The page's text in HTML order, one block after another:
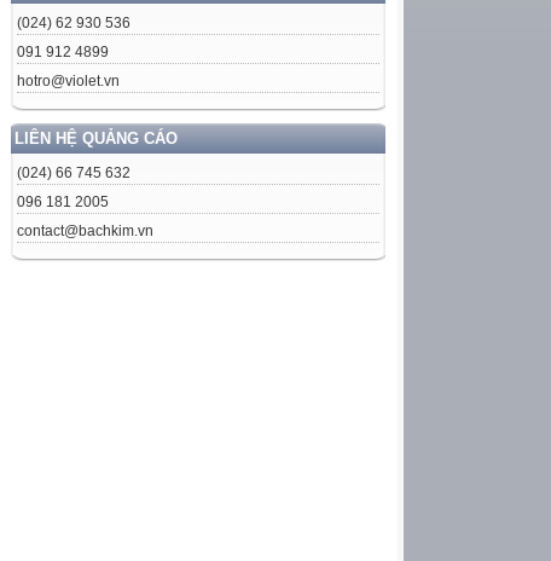
(024) 62 930 536
091 912 4899
hotro@violet.vn
LIÊN HỆ QUẢNG CÁO
(024) 66 745 632
096 181 2005
contact@bachkim.vn